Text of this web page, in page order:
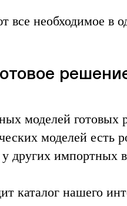
все необходимое в
моделей готовых
моделей есть
других импортных
каталог нашего